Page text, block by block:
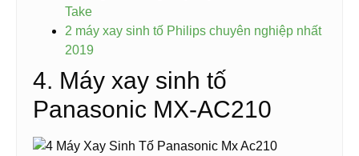
Take
2 máy xay sinh tố Philips chuyên nghiệp nhất
2019
4. Máy xay sinh tố
Panasonic MX-AC210